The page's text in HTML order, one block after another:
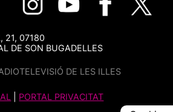
21, 07180
DE SON BUGADELLES
DE LES ILLES
PORTAL PRIVACITAT